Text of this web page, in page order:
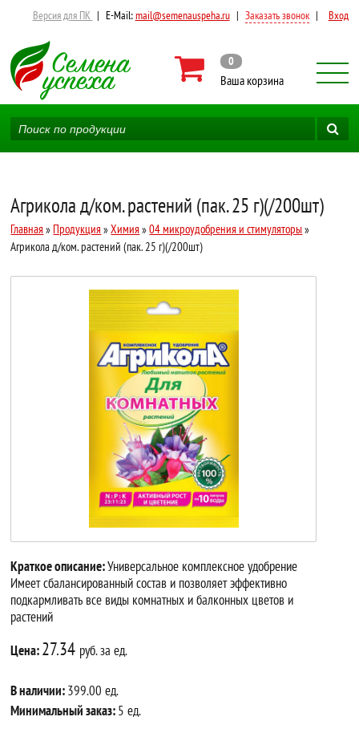
Версия для ПК | E-Mail:mail@semenauspeha.ru | Заказать звонок | Вход
0
Ваша корзина
Агрикола д/ком. растений (пак. 25 г)(/200шт)
Главная » Продукция »Химия »04 микроудобрения и стимуляторы»
Агрикола д/ком. растений (пак. 25 г)(/200шт)
Краткое описание:Универсальное комплексное удобрение
Имеет сбалансированный состав и позволяет эффективно
подкармливать все виды комнатных и балконных цветов и
растений
Цена:27.34 руб. за ед.
В наличии:399.00 ед.
Минимальный заказ:5 ед.